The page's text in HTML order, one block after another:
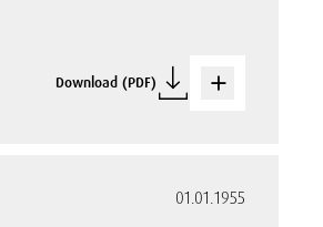
Download (PDF)
01.01.1955